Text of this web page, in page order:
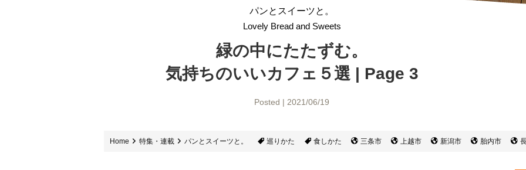
パンとスイーツと。
Lovely Bread and Sweets
緑の中にたたずむ。
気持ちのいいカフェ５選 | Page 3
Posted | 2021/06/19
Home 特集・連載 パンとスイーツと。 巡りかた 食しかた 三条市 上越市 新潟市 胎内市